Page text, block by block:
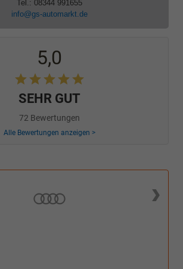
Tel.: 08344 991655
info@gs-automarkt.de
5,0
SEHR GUT
72 Bewertungen
Alle Bewertungen anzeigen >